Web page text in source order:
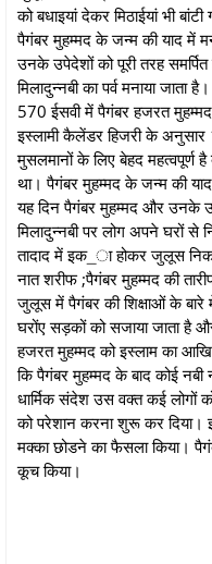
को बधाइयां देकर मिठाईयां भी
पैगंबर मुहम्मद के जन्म की याद में
उनके उपेदेशों को पूरी तरह
मिलादुन्नबी का पर्व मनाया जाता
570 ईसवी में पैगंबर हजरत
इस्लामी कैलेंडर हिजरी के
मुसलमानों के लिए बेहद महत्वपूर्ण
था। पैगंबर मुहम्मद के जन्म की याद
यह दिन पैगंबर मुहम्मद और उनके
मिलादुन्नबी पर लोग अपने घरों
तादाद में इक_ा होकर जुलूस
नात शरीफ ;पैगंबर मुहम्मद की
जुलूस में पैगंबर की शिक्षाओं के बारे
घरोंए सड़कों को सजाया जाता है
हजरत मुहम्मद को इस्लाम का
कि पैगंबर मुहम्मद के बाद कोई नबी
धार्मिक संदेश उस वक्त कई लोगों
को परेशान करना शुरू कर
मक्का छोडने का फैसला किया।
कूच किया।